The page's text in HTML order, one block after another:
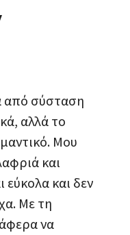
από σύσταση
αλλά το
Μου
και
και δεν
Με τη
να